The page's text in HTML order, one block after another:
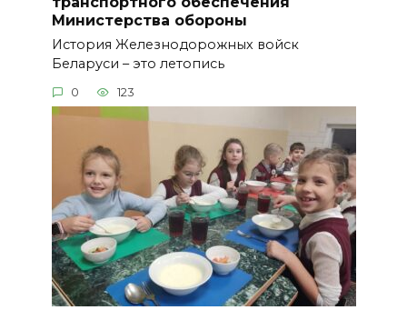
Министерства обороны
История Железнодорожных войск
Беларуси – это летопись
0 123